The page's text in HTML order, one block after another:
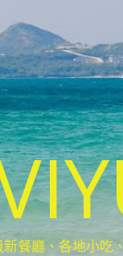
餐廳、各地小